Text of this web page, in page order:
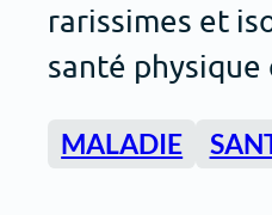
rarissimes et
santé physique
MALADIE